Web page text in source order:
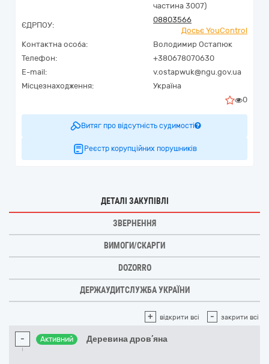
частина 3007)
ЄДРПОУ:
08803566
Досьє YouControl
Контактна особа:
Володимир Остапюк
Телефон:
+380678070630
E-mail:
v.ostapwuk@ngu.gov.ua
Місцезнаходження:
Україна
0
Витяг про відсутність судимості
Реєстр корупційних порушників
ДЕТАЛІ ЗАКУПІВЛІ
ЗВЕРНЕННЯ
ВИМОГИ/СКАРГИ
DOZORRO
ДЕРЖАУДИТСЛУЖБА УКРАЇНИ
+ відкрити всі - закрити всі
- Активний Деревина дров’яна